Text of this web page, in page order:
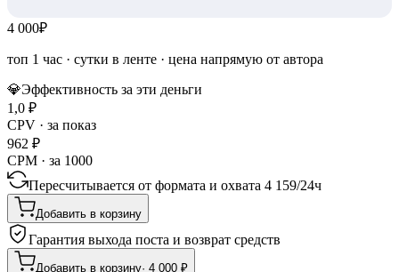
4 000₽
топ 1 час · сутки в ленте · цена напрямую от автора
💎Эффективность за эти деньги
1,0 ₽
CPV · за показ
962 ₽
CPM · за 1000
Пересчитывается от формата и охвата 4 159/24ч
Добавить в корзину
Гарантия выхода поста и возврат средств
Добавить в корзину· 4 000 ₽